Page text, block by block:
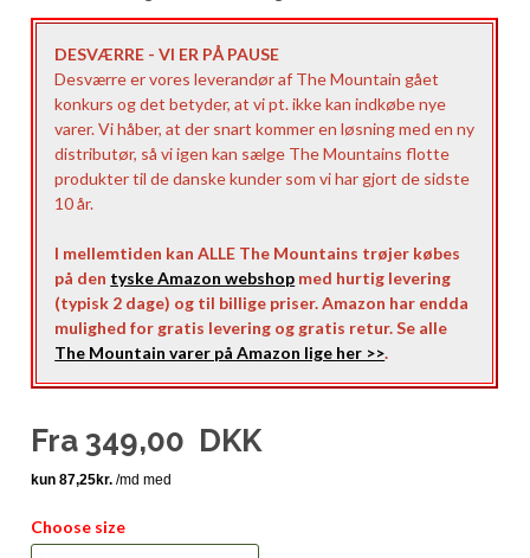
DESVÆRRE - VI ER PÅ PAUSE
Desværre er vores leverandør af The Mountain gået
konkurs og det betyder, at vi pt. ikke kan indkøbe nye
varer. Vi håber, at der snart kommer en løsning med en ny
distributør, så vi igen kan sælge The Mountains flotte
produkter til de danske kunder som vi har gjort de sidste
10 år.
I mellemtiden kan ALLE The Mountains trøjer købes
på den tyske Amazon webshop med hurtig levering
(typisk 2 dage) og til billige priser. Amazon har endda
mulighed for gratis levering og gratis retur. Se alle
The Mountain varer på Amazon lige her >>.
Fra 349,00 DKK
Choose size